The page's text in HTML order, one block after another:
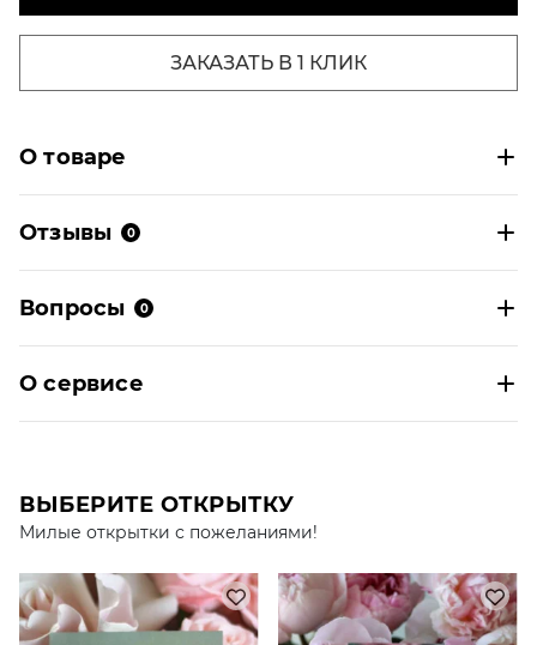
ЗАКАЗАТЬ В 1 КЛИК
О товаре
Отзывы 0
Вопросы 0
О сервисе
ВЫБЕРИТЕ ОТКРЫТКУ
Милые открытки с пожеланиями!